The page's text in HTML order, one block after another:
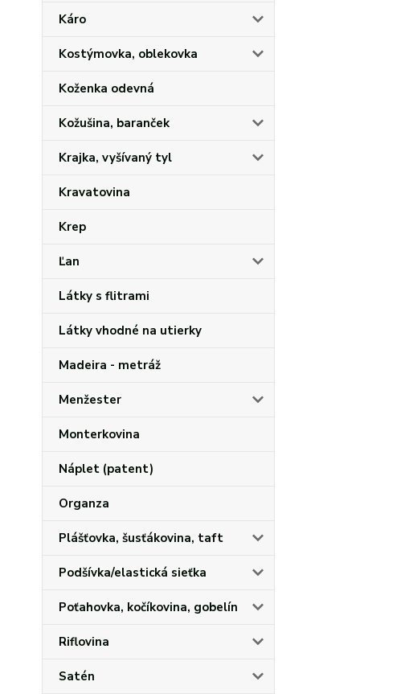
Káro
Kostýmovka, oblekovka
Koženka odevná
Kožušina, baranček
Krajka, vyšívaný tyl
Kravatovina
Krep
Ľan
Látky s flitrami
Látky vhodné na utierky
Madeira - metráž
Menžester
Monterkovina
Náplet (patent)
Organza
Plášťovka, šusťákovina, taft
Podšívka/elastická sieťka
Poťahovka, kočíkovina, gobelín
Riflovina
Satén